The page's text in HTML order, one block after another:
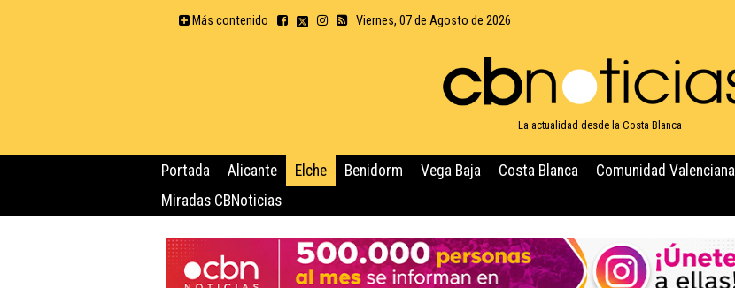
Más contenido Viernes, 07 de Agosto de 2026
La actualidad desde la Costa Blanca
Portada Alicante Elche Benidorm Vega Baja Costa Blanca Comunidad Valenciana
Miradas CBNoticias